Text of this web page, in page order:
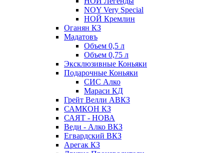
NOY Very Speсial
НОЙ Кремлин
Оганян КЗ
Мадатовъ
Объем 0,5 л
Объем 0,75 л
Эксклюзивные Коньяки
Подарочные Коньяки
СИС Алко
Мараси КД
Грейт Велли АВКЗ
САМКОН КЗ
САЯТ - НОВА
Веди - Алко ВКЗ
Егвардский ВКЗ
Арегак КЗ